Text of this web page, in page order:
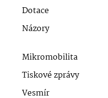
Dotace
Názory
Mikromobilita
Tiskové zprávy
Vesmír